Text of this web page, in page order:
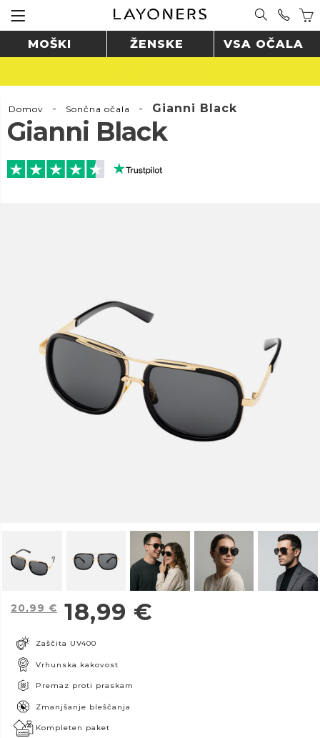
MOŠKI ŽENSKE VSA OČALA
Domov - Sončna očala - Gianni Black
Gianni Black
20,99 € 18,99 €
Zaščita UV400
Vrhunska kakovost
Premaz proti praskam
Zmanjšanje bleščanja
Kompleten paket